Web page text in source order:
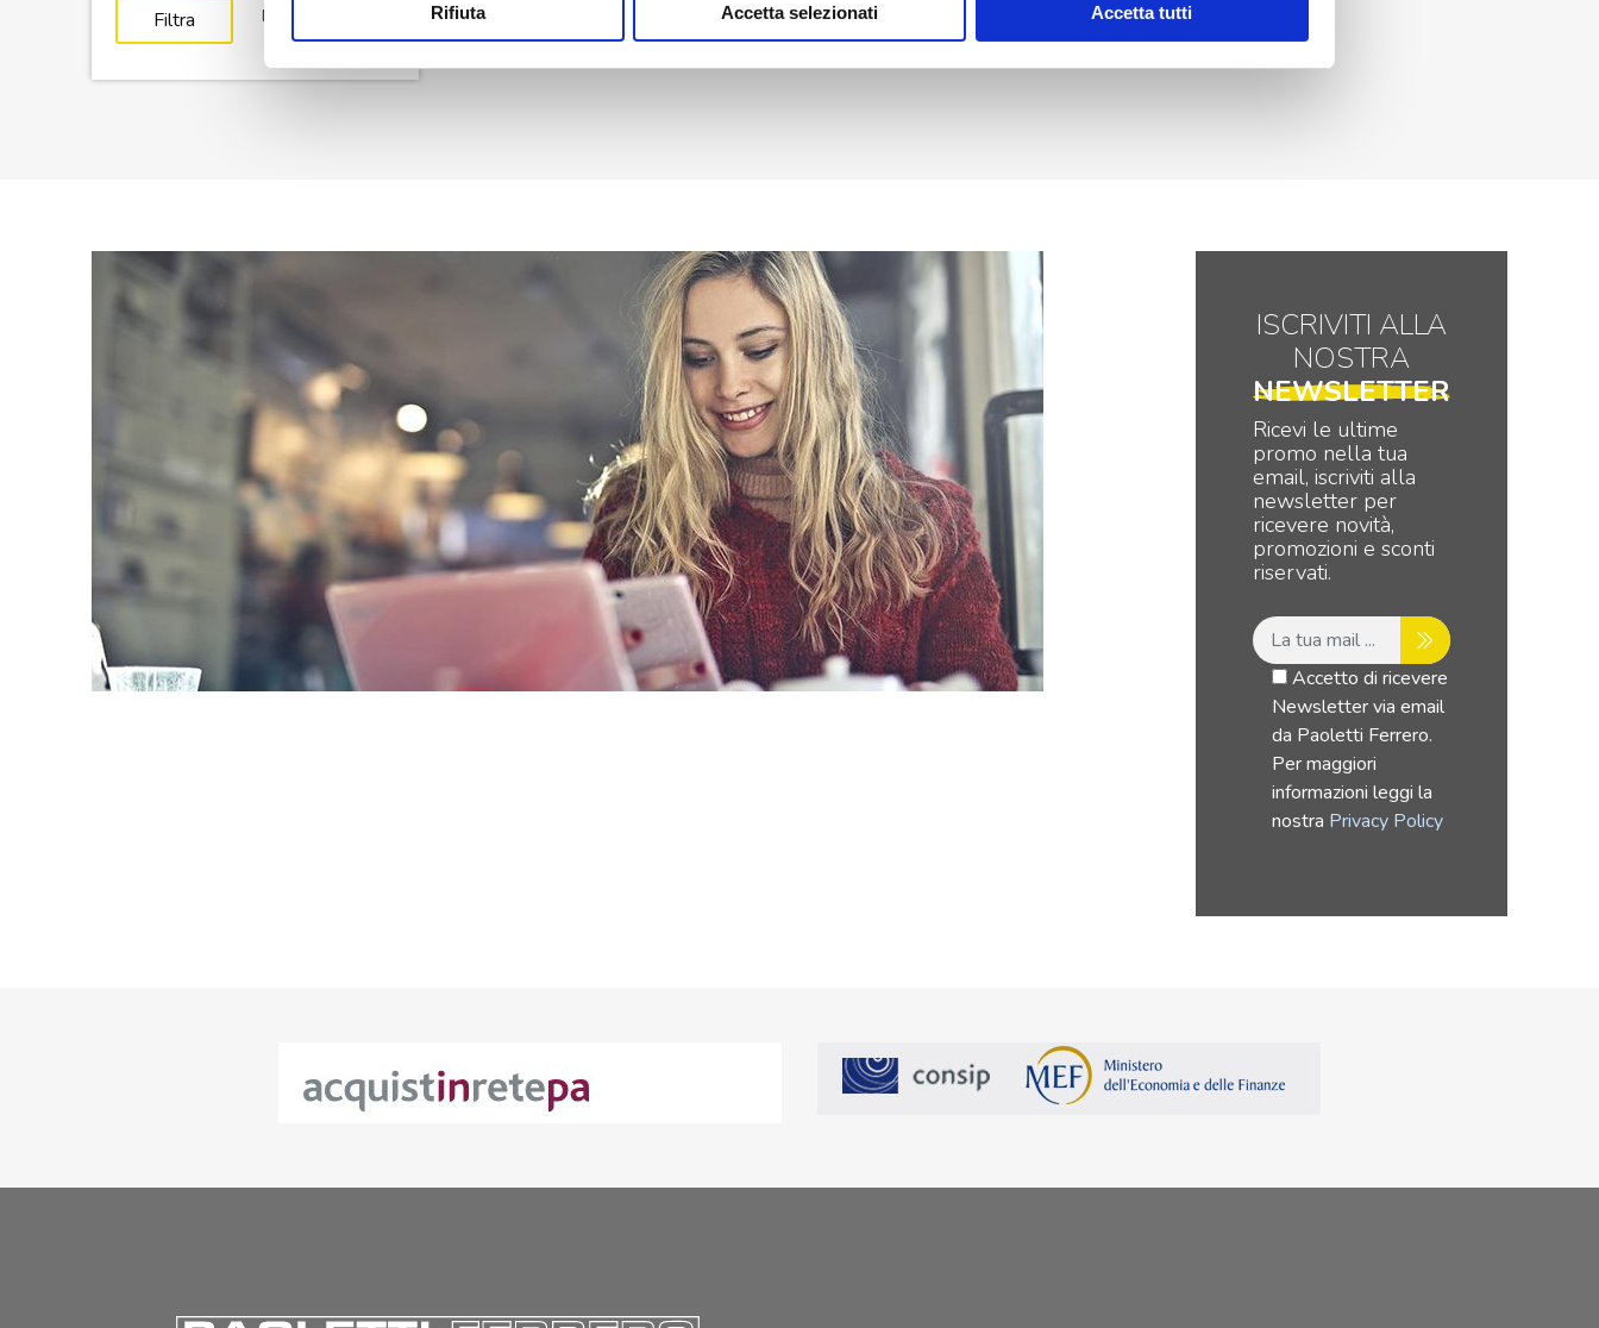
Rifiuta Accetta selezionati Accetta tutti
Prezzo
Prezzo
Filtra Prezzo:
ISCRIVITI ALLA
NOSTRA
NEWSLETTER
Ricevi le ultime
promo nella tua
email, iscriviti alla
newsletter per
ricevere novità,
promozioni e sconti
riservati.
Accetto di ricevere
Newsletter via email
da Paoletti Ferrero.
Per maggiori
informazioni leggi la
nostra Privacy Policy